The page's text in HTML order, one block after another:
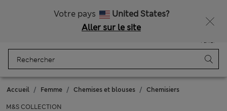
Votre pays
United States?
Aller sur le site
Panier
Accueil Femme Chemises et blouses Chemisiers
M&S COLLECTION